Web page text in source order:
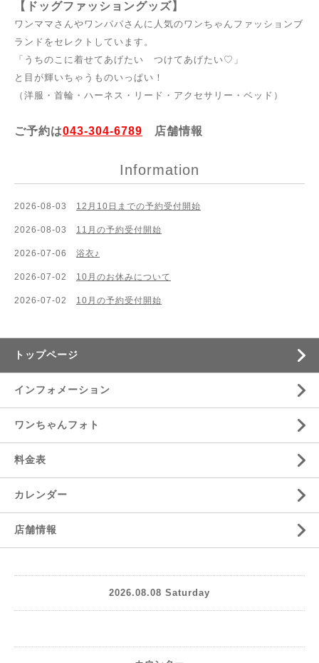
【ドッグファッショングッズ】
ワンママさんやワンパパさんに人気のワンちゃんファッションブ
ランドをセレクトしています。
「うちのこに着せてあげたい つけてあげたい♡」
と目が輝いちゃうものいっぱい！
（洋服・首輪・ハーネス・リード・アクセサリー・ベッド）
ご予約は043-304-6789 店舗情報
Information
2026-08-03 12月10日までの予約受付開始
2026-08-03 11月の予約受付開始
2026-07-06 浴衣♪
2026-07-02 10月のお休みについて
2026-07-02 10月の予約受付開始
トップページ
インフォメーション
ワンちゃんフォト
料金表
カレンダー
店舗情報
2026.08.08 Saturday